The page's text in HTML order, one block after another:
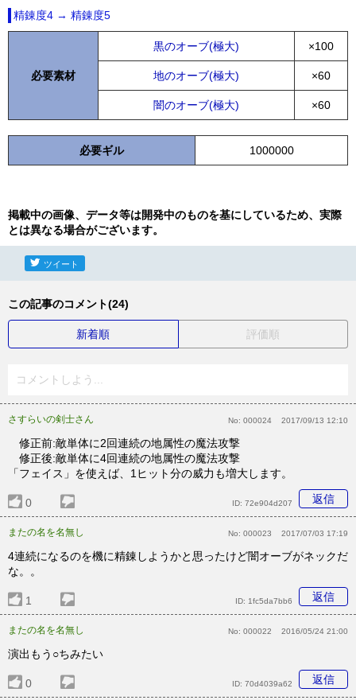
精錬度4 → 精錬度5
必要素材
黒のオーブ(極大) ×100
地のオーブ(極大) ×60
闇のオーブ(極大) ×60
必要ギル 1000000
掲載中の画像、データ等は開発中のものを基にしているため、実際
とは異なる場合がございます。
ツイート
この記事のコメント(24)
新着順 評価順
コメントしよう...
さすらいの剣士さん No: 000024 2017/09/13 12:10
修正前:敵単体に2回連続の地属性の魔法攻撃
修正後:敵単体に4回連続の地属性の魔法攻撃
「フェイス」を使えば、1ヒット分の威力も増大します。
0 返信
ID: 72e904d207
またの名を名無し No: 000023 2017/07/03 17:19
4連続になるのを機に精錬しようかと思ったけど闇オーブがネックだ
な。。
1 返信
ID: 1fc5da7bb6
またの名を名無し No: 000022 2016/05/24 21:00
演出もう○ちみたい
0 返信
ID: 70d4039a62